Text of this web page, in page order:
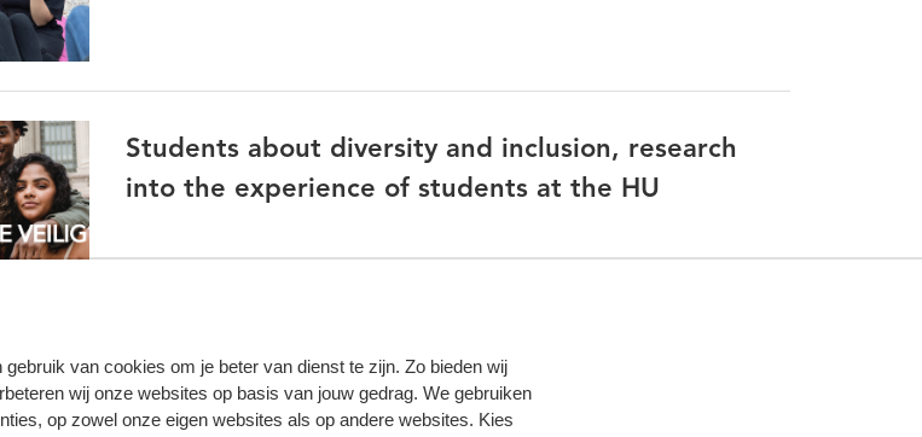
gebruik van cookies om je beter van dienst te zijn. Zo bieden wij
wij onze websites op basis van jouw gedrag. We gebruiken
op zowel onze eigen websites als op andere websites. Kies
Students about diversity and inclusion, research
into the experience of students at the HU